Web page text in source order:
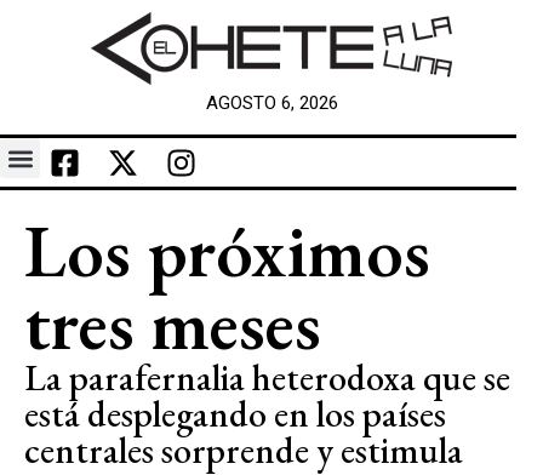
AGOSTO 6, 2026
Los próximos
tres meses
La parafernalia heterodoxa que se
está desplegando en los países
centrales sorprende y estimula